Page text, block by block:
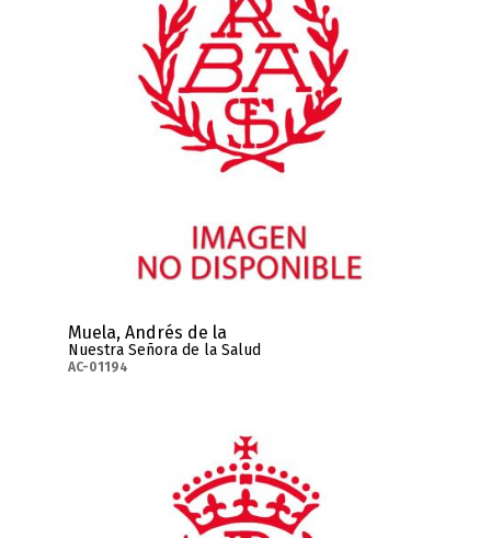
Muela, Andrés de la
Nuestra Señora de la Salud
AC-01194